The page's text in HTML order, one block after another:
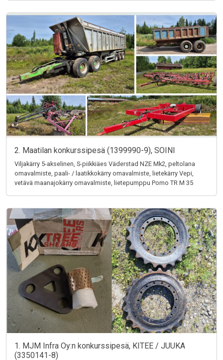
2. Maatilan konkurssipesä (1399990-9), SOINI
Viljakärry 5-akselinen, S-piikkiäes Väderstad NZE Mk2, peltolana
omavalmiste, paali- / laatikkokärry omavalmiste, lietekärry Vepi,
vetävä maanajokärry omavalmiste, lietepumppu Pomo TR M 35
1. MJM Infra Oy:n konkurssipesä, KITEE / JUUKA
(3350141-8)